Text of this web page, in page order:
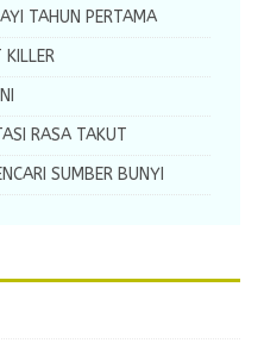
TAHUN PERTAMA
KILLER
RASA TAKUT
SUMBER BUNYI